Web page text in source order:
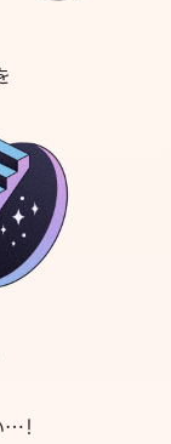
！